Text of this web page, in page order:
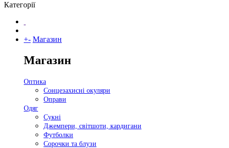
Категорії
+- Магазин
Магазин
Оптика
Сонцезахисні окуляри
Оправи
Одяг
Сукні
Джемпери, світшоти, кардигани
Футболки
Сорочки та блузи